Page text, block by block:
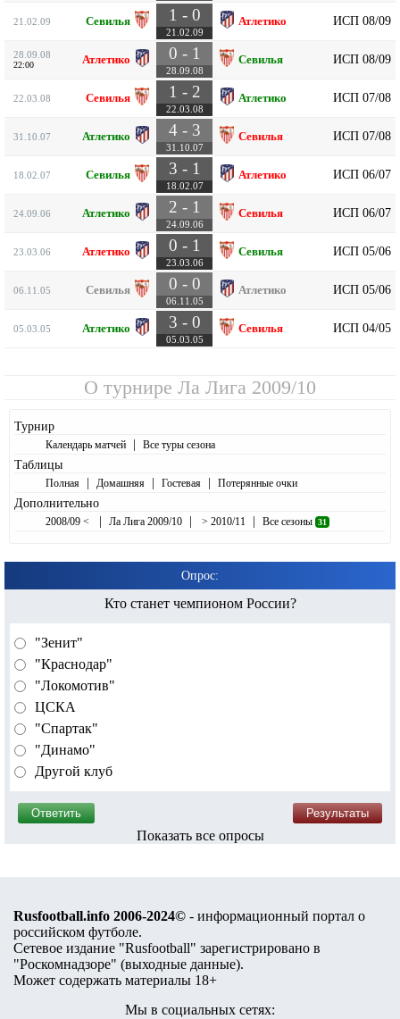
21.02.09 Севилья 1 - 0
21.02.09
Атлетико ИСП 08/09
28.09.08
22:00 Атлетико 0 - 1
28.09.08
Севилья ИСП 08/09
22.03.08 Севилья 1 - 2
22.03.08
Атлетико ИСП 07/08
31.10.07 Атлетико 4 - 3
31.10.07
Севилья ИСП 07/08
18.02.07 Севилья 3 - 1
18.02.07
Атлетико ИСП 06/07
24.09.06 Атлетико 2 - 1
24.09.06
Севилья ИСП 06/07
23.03.06 Атлетико 0 - 1
23.03.06
Севилья ИСП 05/06
06.11.05 Севилья 0 - 0
06.11.05
Атлетико ИСП 05/06
05.03.05 Атлетико 3 - 0
05.03.05
Севилья ИСП 04/05
О турнире Ла Лига 2009/10
Турнир
Календарь матчей | Все туры сезона
Таблицы
Полная | Домашняя | Гостевая | Потерянные очки
Дополнительно
2008/09 < | Ла Лига 2009/10 | > 2010/11 | Все сезоны 31
Опрос:
Кто станет чемпионом России?
"Зенит"
"Краснодар"
"Локомотив"
ЦСКА
"Спартак"
"Динамо"
Другой клуб
Показать все опросы
Rusfootball.info 2006-2024© - информационный портал о
российском футболе.
Сетевое издание "Rusfootball" зарегистрировано в
"Роскомнадзоре" (выходные данные).
Может содержать материалы 18+
Мы в социальных сетях: